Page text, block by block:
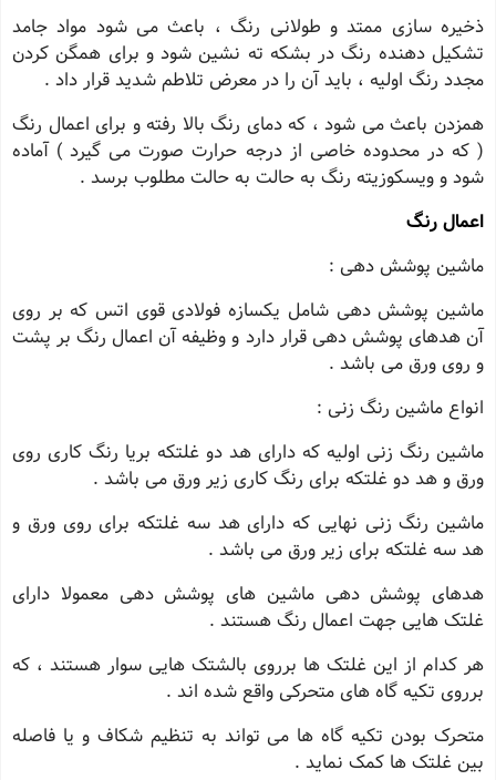
ذخیره سازی ممتد و طولانی رنگ ، باعث می شود مواد جامد
تشکیل دهنده رنگ در بشکه ته نشین شود و برای همگن کردن
مجدد رنگ اولیه ، باید آن را در معرض تلاطم شدید قرار داد .
همزدن باعث می شود ، که دمای رنگ بالا رفته و برای اعمال رنگ
( که در محدوده خاصی از درجه حرارت صورت می گیرد ) آماده
شود و ویسکوزیته رنگ به حالت به حالت مطلوب برسد .
اعمال رنگ
ماشین پوشش دهی :
ماشین پوشش دهی شامل یکسازه فولادی قوی اتس که بر روی
آن هدهای پوشش دهی قرار دارد و وظیفه آن اعمال رنگ بر پشت
و روی ورق می باشد .
انواع ماشین رنگ زنی :
ماشین رنگ زنی اولیه که دارای هد دو غلتکه بریا رنگ کاری روی
ورق و هد دو غلتکه برای رنگ کاری زیر ورق می باشد .
ماشین رنگ زنی نهایی که دارای هد سه غلتکه برای روی ورق و
هد سه غلتکه برای زیر ورق می باشد .
هدهای پوشش دهی ماشین های پوشش دهی معمولا دارای
غلتک هایی جهت اعمال رنگ هستند .
هر کدام از این غلتک ها برروی بالشتک هایی سوار هستند ، که
برروی تکیه گاه های متحرکی واقع شده اند .
متحرک بودن تکیه گاه ها می تواند به تنظیم شکاف و یا فاصله
بین غلتک ها کمک نماید .